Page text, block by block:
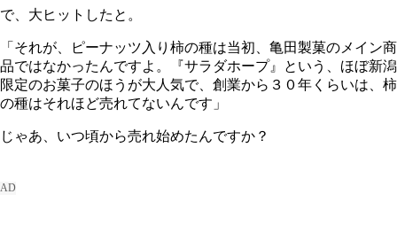
で、大ヒットしたと。
「それが、ピーナッツ入り柿の種は当初、亀田製菓のメイン商
品ではなかったんですよ。『サラダホープ』という、ほぼ新潟
限定のお菓子のほうが大人気で、創業から３０年くらいは、柿
の種はそれほど売れてないんです」
じゃあ、いつ頃から売れ始めたんですか？